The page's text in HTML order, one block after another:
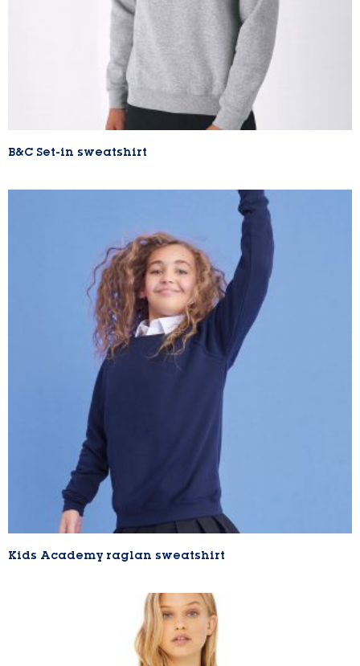
B&C Set-in sweatshirt
Kids Academy raglan sweatshirt